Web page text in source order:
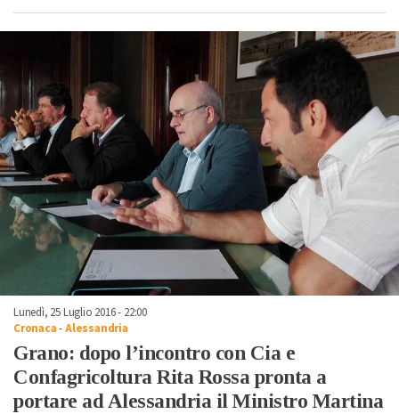
Lunedì, 25 Luglio 2016 - 22:00
Cronaca-Alessandria
Grano: dopo l’incontro con Cia e
Confagricoltura Rita Rossa pronta a
portare ad Alessandria il Ministro Martina